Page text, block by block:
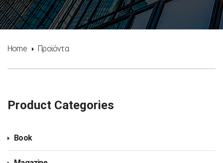
Home Προϊόντα
Product Categories
Book